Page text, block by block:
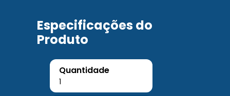
Especificações do
Produto
Quantidade
1